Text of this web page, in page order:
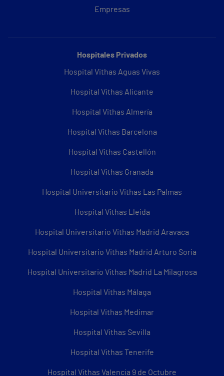
Empresas
Hospitales Privados
Hospital Vithas Aguas Vivas
Hospital Vithas Alicante
Hospital Vithas Almería
Hospital Vithas Barcelona
Hospital Vithas Castellón
Hospital Vithas Granada
Hospital Universitario Vithas Las Palmas
Hospital Vithas Lleida
Hospital Universitario Vithas Madrid Aravaca
Hospital Universitario Vithas Madrid Arturo Soria
Hospital Universitario Vithas Madrid La Milagrosa
Hospital Vithas Málaga
Hospital Vithas Medimar
Hospital Vithas Sevilla
Hospital Vithas Tenerife
Hospital Vithas Valencia 9 de Octubre